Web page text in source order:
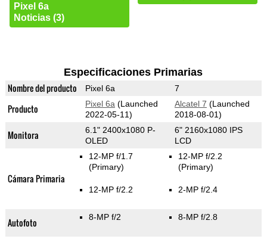
Pixel 6a
Noticias (3)
Especificaciones Primarias
Nombre del producto Pixel 6a 7
Producto Pixel 6a (Launched
2022-05-11)
Alcatel 7 (Launched
2018-08-01)
Monitora
6.1" 2400x1080 P-
OLED
6" 2160x1080 IPS
LCD
Cámara Primaria
12-MP f/1.7
(Primary)
12-MP f/2.2
12-MP f/2.2
(Primary)
2-MP f/2.4
Autofoto 8-MP f/2 8-MP f/2.8